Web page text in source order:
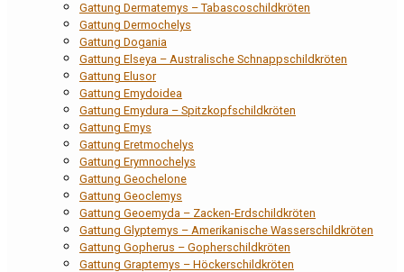
Gattung Dermatemys – Tabascoschildkröten
Gattung Dermochelys
Gattung Dogania
Gattung Elseya – Australische Schnappschildkröten
Gattung Elusor
Gattung Emydoidea
Gattung Emydura – Spitzkopfschildkröten
Gattung Emys
Gattung Eretmochelys
Gattung Erymnochelys
Gattung Geochelone
Gattung Geoclemys
Gattung Geoemyda – Zacken-Erdschildkröten
Gattung Glyptemys – Amerikanische Wasserschildkröten
Gattung Gopherus – Gopherschildkröten
Gattung Graptemys – Höckerschildkröten